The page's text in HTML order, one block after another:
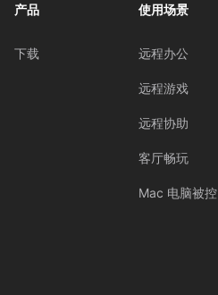
产品
下载
使用场景
远程办公
远程游戏
远程协助
客厅畅玩
Mac 电脑被控